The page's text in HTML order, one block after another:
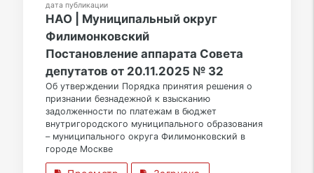
дата публикации
НАО | Муниципальный округ
Филимонковский
Постановление аппарата Совета
депутатов от 20.11.2025 № 32
Об утверждении Порядка принятия решения о
признании безнадежной к взысканию
задолженности по платежам в бюджет
внутригородского муниципального образования
– муниципального округа Филимонковский в
городе Москве